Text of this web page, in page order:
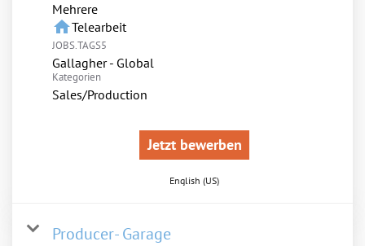
Mehrere
homeTelearbeit
JOBS.TAGS5
Gallagher - Global
Kategorien
Sales/Production
Jetzt bewerben
English (US)
Producer- Garage